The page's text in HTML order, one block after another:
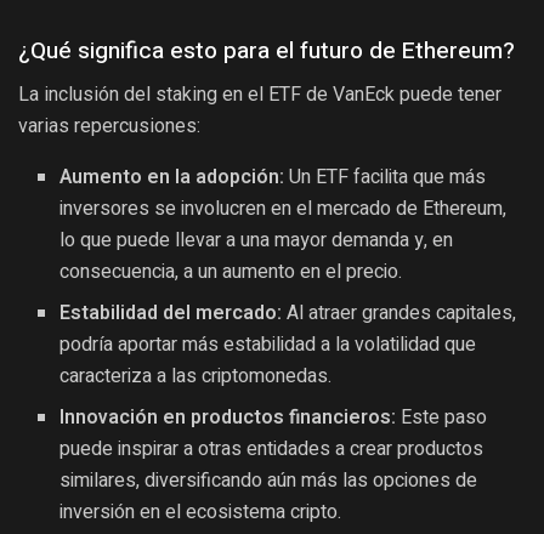
¿Qué significa esto para el futuro de Ethereum?
La inclusión del staking en el ETF de VanEck puede tener
varias repercusiones:
Aumento en la adopción: Un ETF facilita que más
inversores se involucren en el mercado de Ethereum,
lo que puede llevar a una mayor demanda y, en
consecuencia, a un aumento en el precio.
Estabilidad del mercado: Al atraer grandes capitales,
podría aportar más estabilidad a la volatilidad que
caracteriza a las criptomonedas.
Innovación en productos financieros: Este paso
puede inspirar a otras entidades a crear productos
similares, diversificando aún más las opciones de
inversión en el ecosistema cripto.